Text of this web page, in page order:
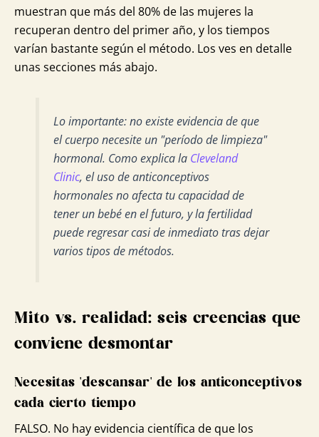
muestran que más del 80% de las mujeres la
recuperan dentro del primer año, y los tiempos
varían bastante según el método. Los ves en detalle
unas secciones más abajo.
Lo importante: no existe evidencia de que
el cuerpo necesite un "período de limpieza"
hormonal. Como explica la Cleveland
Clinic, el uso de anticonceptivos
hormonales no afecta tu capacidad de
tener un bebé en el futuro, y la fertilidad
puede regresar casi de inmediato tras dejar
varios tipos de métodos.
Mito vs. realidad: seis creencias que
conviene desmontar
Necesitas 'descansar' de los anticonceptivos
cada cierto tiempo
FALSO. No hay evidencia científica de que los